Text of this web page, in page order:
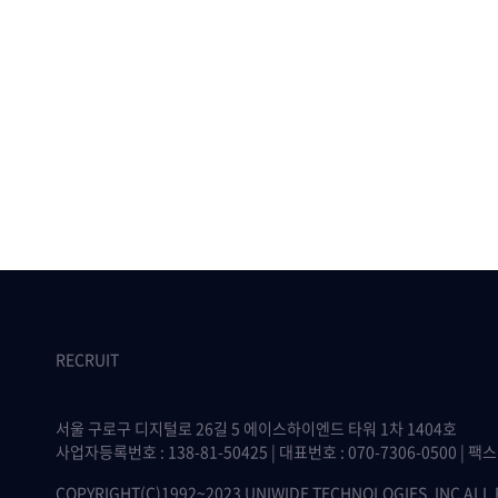
RECRUIT
서울 구로구 디지털로 26길 5 에이스하이엔드 타워 1차 1404호
사업자등록번호 : 138-81-50425 | 대표번호 : 070-7306-0500 | 팩
COPYRIGHT(C)1992~2023 UNIWIDE TECHNOLOGIES, INC ALL